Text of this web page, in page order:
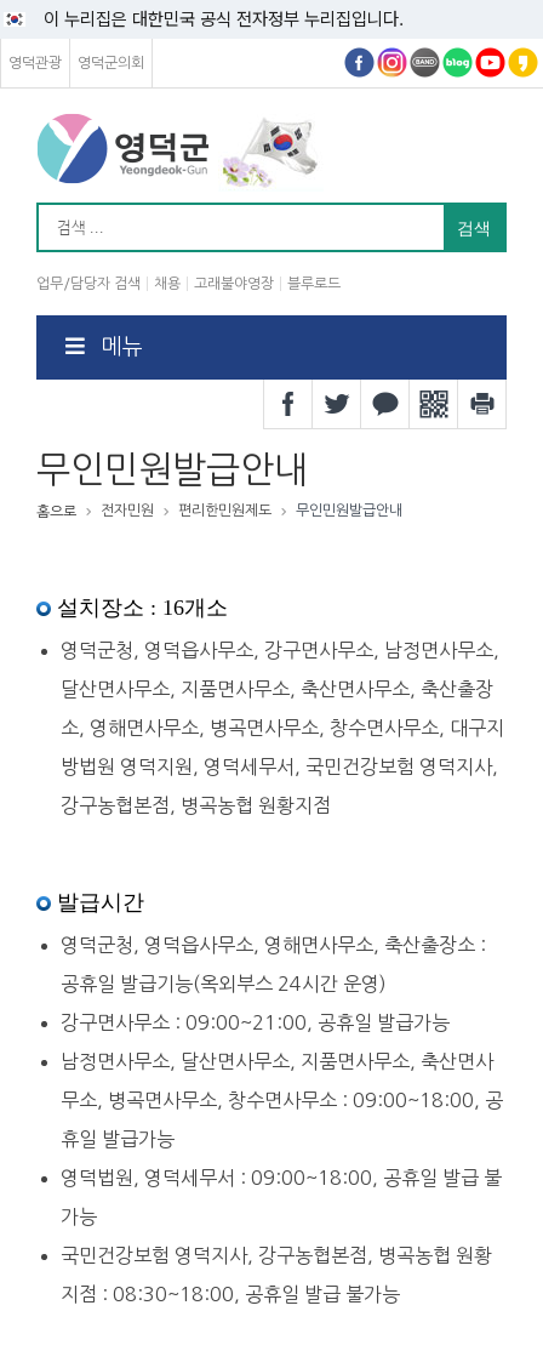
이 누리집은 대한민국 공식 전자정부 누리집입니다.
영덕관광 영덕군의회
업무/담당자 검색 채용 고래불야영장 블루로드
메뉴
무인민원발급안내
홈으로 전자민원 편리한민원제도 무인민원발급안내
설치장소 : 16개소
영덕군청, 영덕읍사무소, 강구면사무소, 남정면사무소,
달산면사무소, 지품면사무소, 축산면사무소, 축산출장
소, 영해면사무소, 병곡면사무소, 창수면사무소, 대구지
방법원 영덕지원, 영덕세무서, 국민건강보험 영덕지사,
강구농협본점, 병곡농협 원황지점
발급시간
영덕군청, 영덕읍사무소, 영해면사무소, 축산출장소 :
공휴일 발급기능(옥외부스 24시간 운영)
강구면사무소 : 09:00~21:00, 공휴일 발급가능
남정면사무소, 달산면사무소, 지품면사무소, 축산면사
무소, 병곡면사무소, 창수면사무소 : 09:00~18:00, 공
휴일 발급가능
영덕법원, 영덕세무서 : 09:00~18:00, 공휴일 발급 불
가능
국민건강보험 영덕지사, 강구농협본점, 병곡농협 원황
지점 : 08:30~18:00, 공휴일 발급 불가능